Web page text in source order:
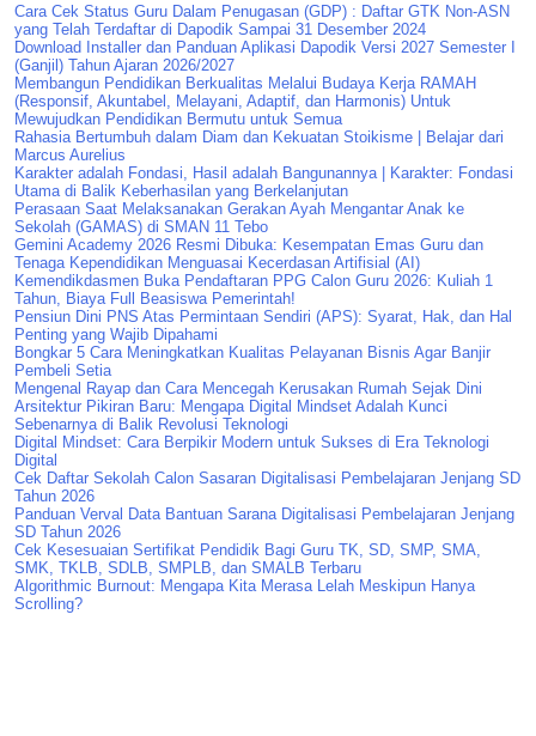
Cara Cek Status Guru Dalam Penugasan (GDP) : Daftar GTK Non-ASN
yang Telah Terdaftar di Dapodik Sampai 31 Desember 2024
Download Installer dan Panduan Aplikasi Dapodik Versi 2027 Semester I
(Ganjil) Tahun Ajaran 2026/2027
Membangun Pendidikan Berkualitas Melalui Budaya Kerja RAMAH
(Responsif, Akuntabel, Melayani, Adaptif, dan Harmonis) Untuk
Mewujudkan Pendidikan Bermutu untuk Semua
Rahasia Bertumbuh dalam Diam dan Kekuatan Stoikisme | Belajar dari
Marcus Aurelius
Karakter adalah Fondasi, Hasil adalah Bangunannya | Karakter: Fondasi
Utama di Balik Keberhasilan yang Berkelanjutan
Perasaan Saat Melaksanakan Gerakan Ayah Mengantar Anak ke
Sekolah (GAMAS) di SMAN 11 Tebo
Gemini Academy 2026 Resmi Dibuka: Kesempatan Emas Guru dan
Tenaga Kependidikan Menguasai Kecerdasan Artifisial (AI)
Kemendikdasmen Buka Pendaftaran PPG Calon Guru 2026: Kuliah 1
Tahun, Biaya Full Beasiswa Pemerintah!
Pensiun Dini PNS Atas Permintaan Sendiri (APS): Syarat, Hak, dan Hal
Penting yang Wajib Dipahami
Bongkar 5 Cara Meningkatkan Kualitas Pelayanan Bisnis Agar Banjir
Pembeli Setia
Mengenal Rayap dan Cara Mencegah Kerusakan Rumah Sejak Dini
Arsitektur Pikiran Baru: Mengapa Digital Mindset Adalah Kunci
Sebenarnya di Balik Revolusi Teknologi
Digital Mindset: Cara Berpikir Modern untuk Sukses di Era Teknologi
Digital
Cek Daftar Sekolah Calon Sasaran Digitalisasi Pembelajaran Jenjang SD
Tahun 2026
Panduan Verval Data Bantuan Sarana Digitalisasi Pembelajaran Jenjang
SD Tahun 2026
Cek Kesesuaian Sertifikat Pendidik Bagi Guru TK, SD, SMP, SMA,
SMK, TKLB, SDLB, SMPLB, dan SMALB Terbaru
Algorithmic Burnout: Mengapa Kita Merasa Lelah Meskipun Hanya
Scrolling?